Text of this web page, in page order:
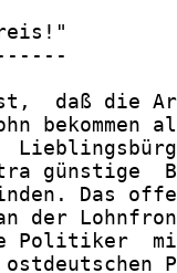
daß die
bekommen
günstige
Das
der
Politiker